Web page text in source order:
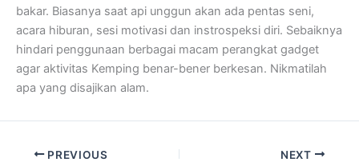
bakar. Biasanya saat api unggun akan ada pentas seni,
acara hiburan, sesi motivasi dan instrospeksi diri. Sebaiknya
hindari penggunaan berbagai macam perangkat gadget
agar aktivitas Kemping benar-bener berkesan. Nikmatilah
apa yang disajikan alam.
PREVIOUS NEXT